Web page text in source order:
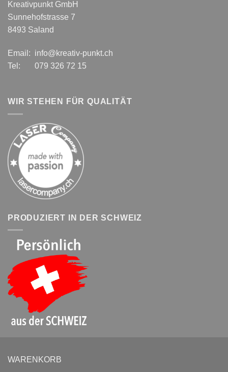
Kreativpunkt GmbH
Sunnehofstrasse 7
8493 Saland
Email: info@kreativ-punkt.ch
Tel: 079 326 72 15
WIR STEHEN FÜR QUALITÄT
PRODUZIERT IN DER SCHWEIZ
WARENKORB